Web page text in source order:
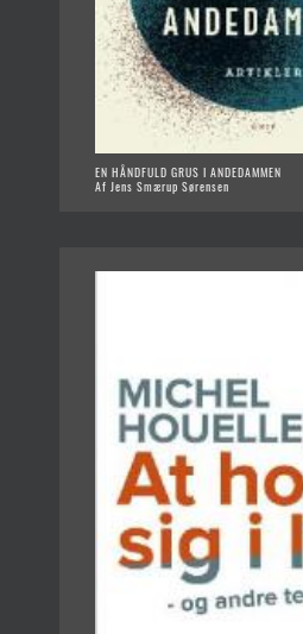
EN HÅNDFULD GRUS I ANDEDAMMEN
Af Jens Smærup Sørensen